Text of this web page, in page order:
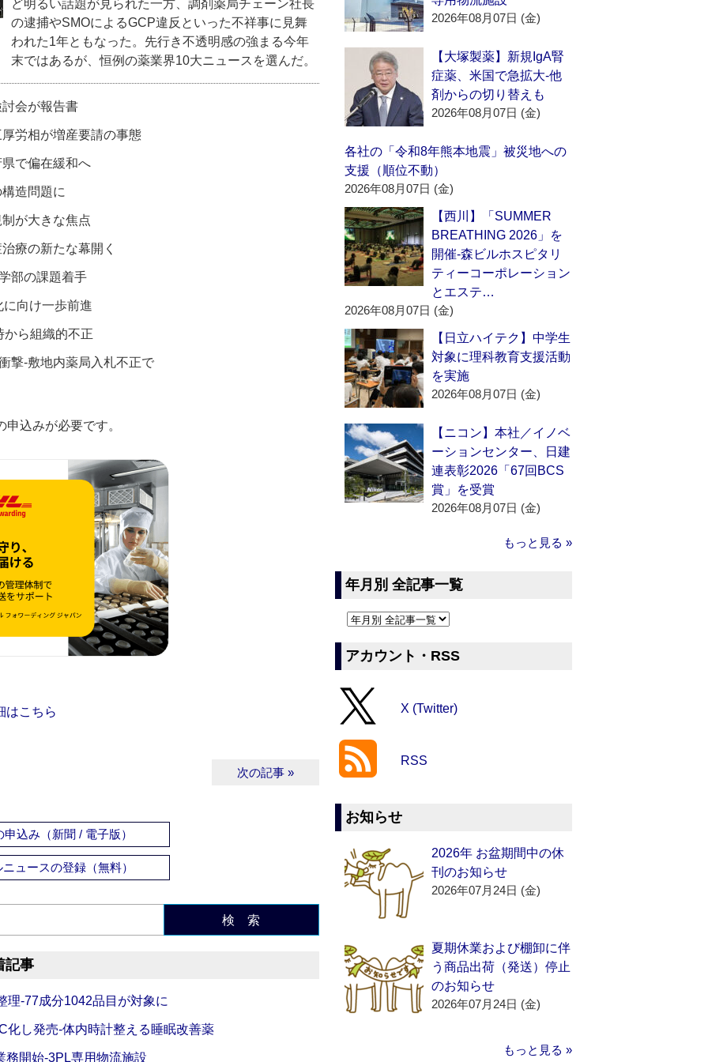
ど明るい話題が見られた一方、調剤薬局チェーン社長
の逮捕やSMOによるGCP違反といった不祥事に見舞
われた1年ともなった。先行き不透明感の強まる今年
末ではあるが、恒例の薬業界10大ニュースを選んだ。
会が報告書
労相が増産要請の事態
で偏在緩和へ
造問題に
が大きな焦点
療の新たな幕開く
部の課題着手
に向け一歩前進
から組織的不正
撃‐敷地内薬局入札不正で
申込みが必要です。
はこちら
次の記事 »
申込み（新聞 / 電子版）
ュースの登録（無料）
検 索
記事
‐77成分1042品目が対象に
し発売‐体内時計整える睡眠改善薬
開始‐3PL専用物流施設
2026年08月07日 (金)
【大塚製薬】新規IgA腎
症薬、米国で急拡大‐他
剤からの切り替えも
2026年08月07日 (金)
各社の「令和8年熊本地震」被災地への
支援（順位不動）
2026年08月07日 (金)
【西川】「SUMMER
BREATHING 2026」を
開催‐森ビルホスピタリ
ティーコーポレーション
とエステ…
2026年08月07日 (金)
【日立ハイテク】中学生
対象に理科教育支援活動
を実施
2026年08月07日 (金)
【ニコン】本社／イノベ
ーションセンター、日建
連表彰2026「67回BCS
賞」を受賞
2026年08月07日 (金)
もっと見る »
年月別 全記事一覧
アカウント・RSS
X (Twitter)
RSS
お知らせ
2026年 お盆期間中の休
刊のお知らせ
2026年07月24日 (金)
夏期休業および棚卸に伴
う商品出荷（発送）停止
のお知らせ
2026年07月24日 (金)
もっと見る »